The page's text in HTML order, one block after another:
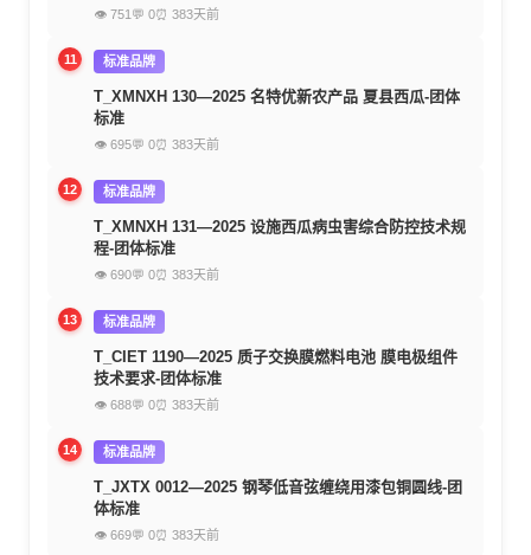
👁 751 💬 0⏰ 383天前
11 标准品牌
T_XMNXH 130—2025 名特优新农产品 夏县西瓜-团体
标准
👁 695💬 0⏰ 383天前
12 标准品牌
T_XMNXH 131—2025 设施西瓜病虫害综合防控技术规
程-团体标准
👁 690💬 0⏰ 383天前
13 标准品牌
T_CIET 1190—2025 质子交换膜燃料电池 膜电极组件
技术要求-团体标准
👁 688💬 0⏰ 383天前
14 标准品牌
T_JXTX 0012—2025 钢琴低音弦缠绕用漆包铜圆线-团
体标准
👁 669💬 0⏰ 383天前